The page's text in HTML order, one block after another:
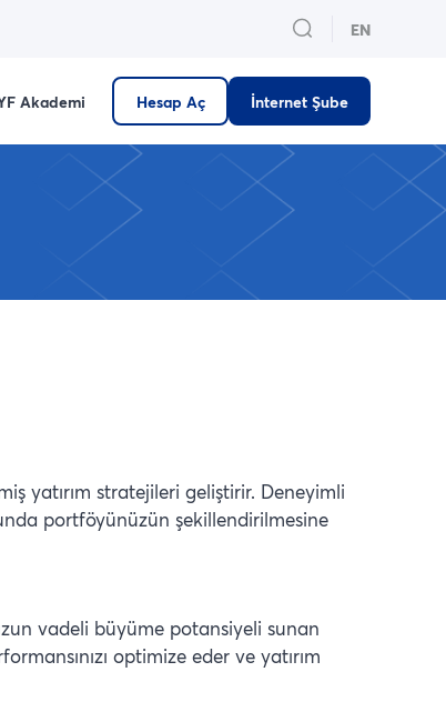
EN
Akademi Hesap Aç İnternet Şube
yatırım stratejileri geliştirir. Deneyimli
portföyünüzün şekillendirilmesine
vadeli büyüme potansiyeli sunan
optimize eder ve yatırım